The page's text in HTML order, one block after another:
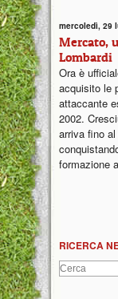
mercoledì, 29
Mercato,
Lombardi
Ora è
acquisito le
attaccante
2002.
arriva fino
formazione
RICERCA